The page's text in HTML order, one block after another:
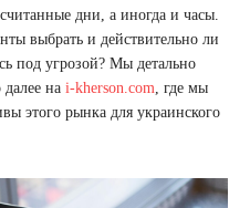
дни, а иногда и часы.
выбрать и действительно ли
под угрозой? Мы детально
на i-kherson.com, где мы
этого рынка для украинского